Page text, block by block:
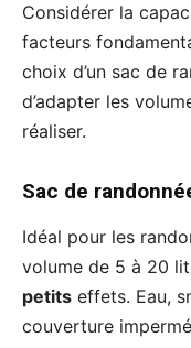
Considérer la
facteurs
choix d’un sac de
d’adapter les
réaliser.
Sac de
Idéal pour les
volume de 5 à 20
petits effets. Eau,
couverture